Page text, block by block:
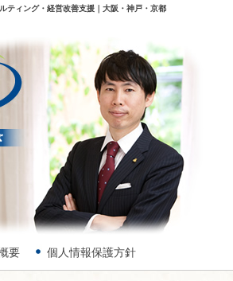
ティング・経営改善支援｜大阪・神戸・京都
要 個人情報保護方針